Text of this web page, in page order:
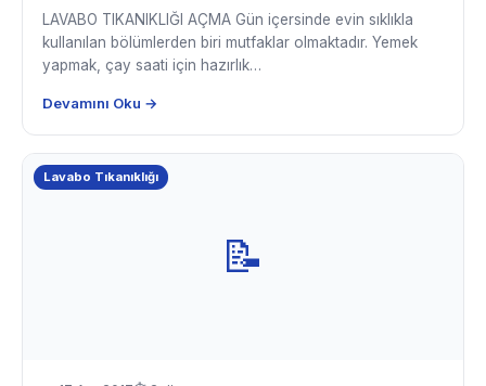
LAVABO TIKANIKLIĞI AÇMA Gün içersinde evin sıklıkla
kullanılan bölümlerden biri mutfaklar olmaktadır. Yemek
yapmak, çay saati için hazırlık…
Devamını Oku →
📝
Lavabo Tıkanıklığı